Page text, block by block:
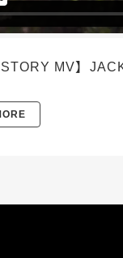
STORY MV】